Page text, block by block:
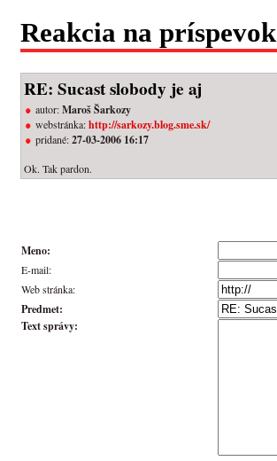
Reakcia na príspevok
RE: Sucast slobody je aj
autor:Maroš Šarkozy
webstránka:http://sarkozy.blog.sme.sk/
pridané:27-03-2006 16:17
Ok. Tak pardon.
Meno:
E-mail:
Web stránka:
Predmet:
Text správy: